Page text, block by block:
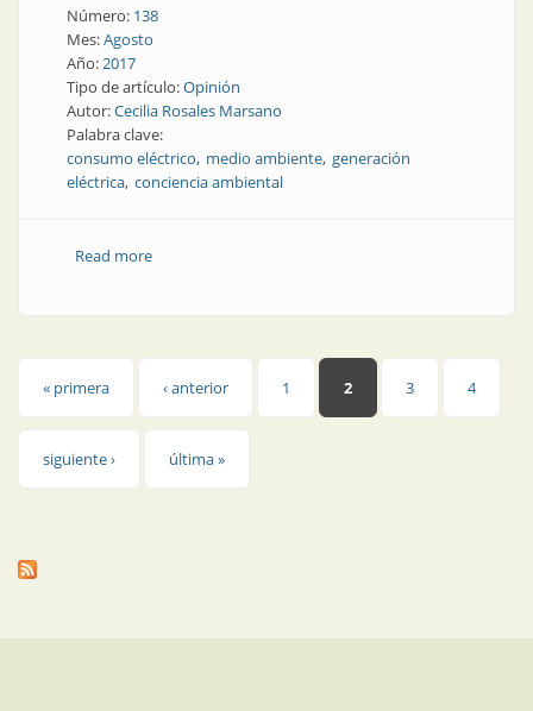
Número: 138
Mes:Agosto
Año:2017
Tipo de artículo:Opinión
Autor:Cecilia Rosales Marsano
Palabra clave:
consumo eléctrico medio ambiente generación
eléctrica conciencia ambiental
Read moreabout Opinión | "El atroz encanto de ser argentinos"
Páginas
« primera ‹ anterior 1 2 3 4
siguiente › última »